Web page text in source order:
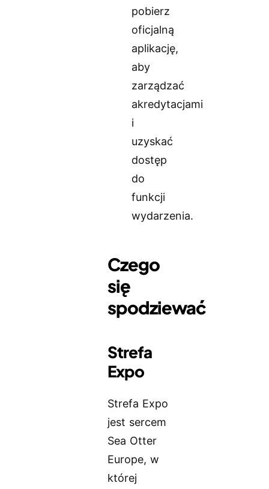
pobierz
oficjalną
aplikację,
aby
zarządzać
akredytacjami
i
uzyskać
dostęp
do
funkcji
wydarzenia.
Czego
się
spodziewać
Strefa
Expo
Strefa Expo
jest sercem
Sea Otter
Europe, w
której